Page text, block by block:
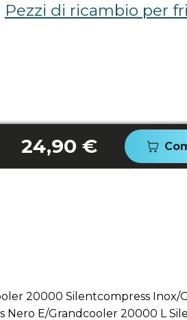
Pezzi di ricambio per
24,90 €
20000 Silentcompress Inox/
E/Grandcooler 20000 L